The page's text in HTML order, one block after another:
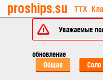
proships.su ТТХ
Уважаемые
обновление
Общая
Соло